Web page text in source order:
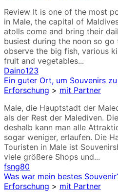
Review It is one of the most
in Male, the capital of
atolls come and bring their
busiest during the noon so
observe the big fish, various
fruit and vegetables...
Daino123
Ein guter Ort, um Souvenirs
Erforschung > mit Partner
Male, die Hauptstadt der
als der Rest der Malediven.
deshalb kann man alle
sogar weniger, erlaufen. Die
Touristen in Male ist
viele größere Shops und...
fsng80
Was war mein bestes
Erforschung > mit Partner